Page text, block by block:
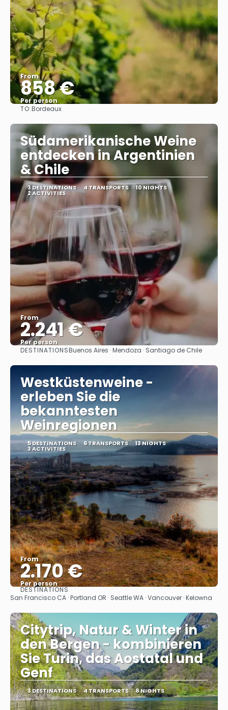
From
858 €
Per person
TO:Bordeaux
Südamerikanische Weine
entdecken in Argentinien
& Chile
3 DESTINATIONS 4 TRANSPORTS 10 NIGHTS
2 ACTIVITIES
From
2.241 €
Per person
See
DESTINATIONSBuenos Aires · Mendoza · Santiago de Chile
Westküstenweine -
erleben Sie die
bekanntesten
Weinregionen
5 DESTINATIONS 6 TRANSPORTS 13 NIGHTS
3 ACTIVITIES
From
2.170 €
Per person
See
DESTINATIONS
San Francisco CA · Portland OR · Seattle WA · Vancouver · Kelowna
Citytrip, Natur & Winter in
den Bergen - kombinieren
Sie Turin, das Aostatal und
Genf
3 DESTINATIONS 4 TRANSPORTS 8 NIGHTS